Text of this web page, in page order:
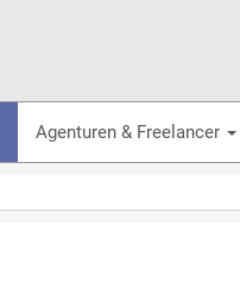
Agenturen & Freelancer